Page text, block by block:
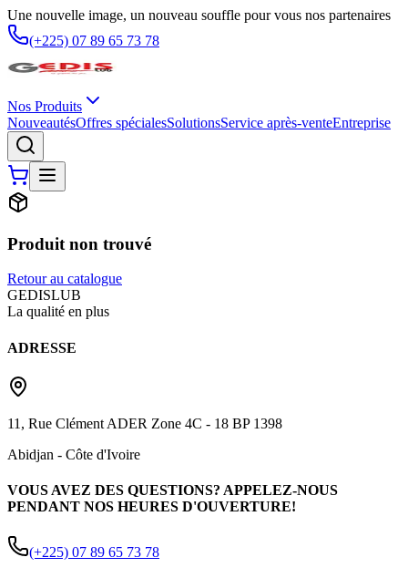
Une nouvelle image, un nouveau souffle pour vous nos partenaires
(+225) 07 89 65 73 78
Nos Produits
NouveautésOffres spécialesSolutionsService après-venteEntreprise
Produit non trouvé
Retour au catalogue
GEDISLUB
La qualité en plus
ADRESSE
11, Rue Clément ADER Zone 4C - 18 BP 1398
Abidjan - Côte d'Ivoire
VOUS AVEZ DES QUESTIONS? APPELEZ-NOUS
PENDANT NOS HEURES D'OUVERTURE!
(+225) 07 89 65 73 78